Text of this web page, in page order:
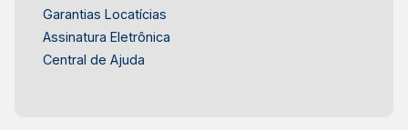
Garantias Locatícias
Assinatura Eletrônica
Central de Ajuda